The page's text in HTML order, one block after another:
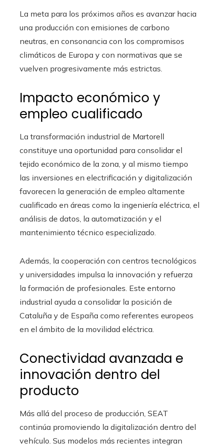
La meta para los próximos años es avanzar hacia
una producción con emisiones de carbono
neutras, en consonancia con los compromisos
climáticos de Europa y con normativas que se
vuelven progresivamente más estrictas.
Impacto económico y
empleo cualificado
La transformación industrial de Martorell
constituye una oportunidad para consolidar el
tejido económico de la zona, y al mismo tiempo
las inversiones en electrificación y digitalización
favorecen la generación de empleo altamente
cualificado en áreas como la ingeniería eléctrica, el
análisis de datos, la automatización y el
mantenimiento técnico especializado.
Además, la cooperación con centros tecnológicos
y universidades impulsa la innovación y refuerza
la formación de profesionales. Este entorno
industrial ayuda a consolidar la posición de
Cataluña y de España como referentes europeos
en el ámbito de la movilidad eléctrica.
Conectividad avanzada e
innovación dentro del
producto
Más allá del proceso de producción, SEAT
continúa promoviendo la digitalización dentro del
vehículo. Sus modelos más recientes integran